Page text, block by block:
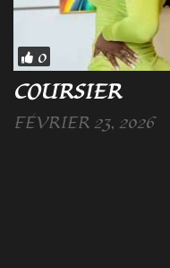
0
COURSIER
FÉVRIER 23, 2026